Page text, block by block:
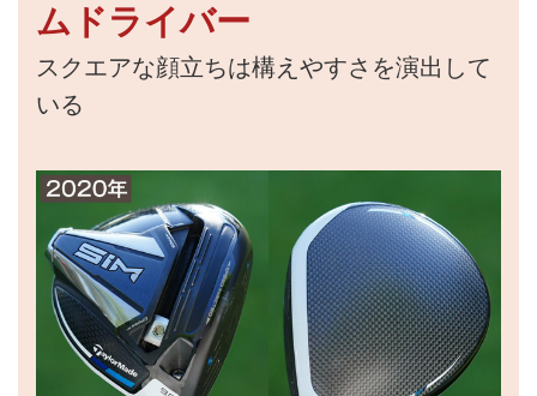
ムドライバー
スクエアな顔立ちは構えやすさを演出して
いる